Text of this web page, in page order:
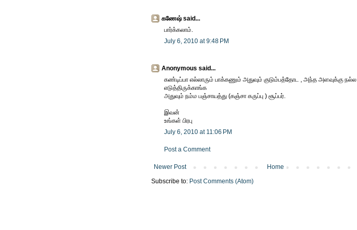
கணேஷ் said...
பார்க்கலாம்.
July 6, 2010 at 9:48 PM
Anonymous said...
கண்டிப்பா எல்லாரும் பாக்கணும் அதுவும் குடும்பத்தோட , அந்த அளவுக்கு நல்ல
எடுத்திருக்காங்க
அதுவும் நம்ம பஞ்சாயத்து (கஞ்சா கருப்பு ) சூப்பர்.
இவன்
உங்கள் பிரபு
July 6, 2010 at 11:06 PM
Post a Comment
Newer Post
Home
Subscribe to: Post Comments (Atom)